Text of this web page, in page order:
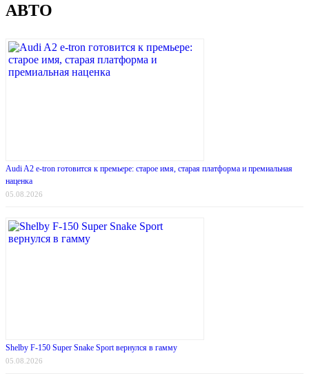
АВТО
Audi A2 e-tron готовится к премьере: старое имя, старая платформа и премиальная
наценка
05.08.2026
Shelby F-150 Super Snake Sport вернулся в гамму
05.08.2026